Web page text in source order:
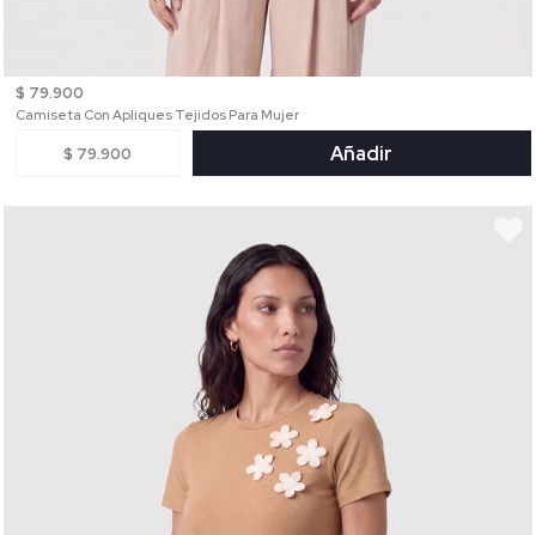
$ 79.900
Camiseta Con Apliques Tejidos Para Mujer
$ 79.900 Añadir